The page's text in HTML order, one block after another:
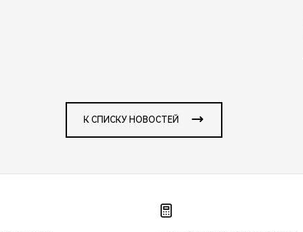
К СПИСКУ НОВОСТЕЙ